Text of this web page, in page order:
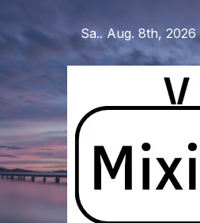
Inhalt
Sa.. Aug. 8th, 2026